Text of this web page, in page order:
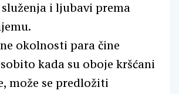
i ljubavi prema
okolnosti para čine
kada su oboje kršćani
može se predložiti